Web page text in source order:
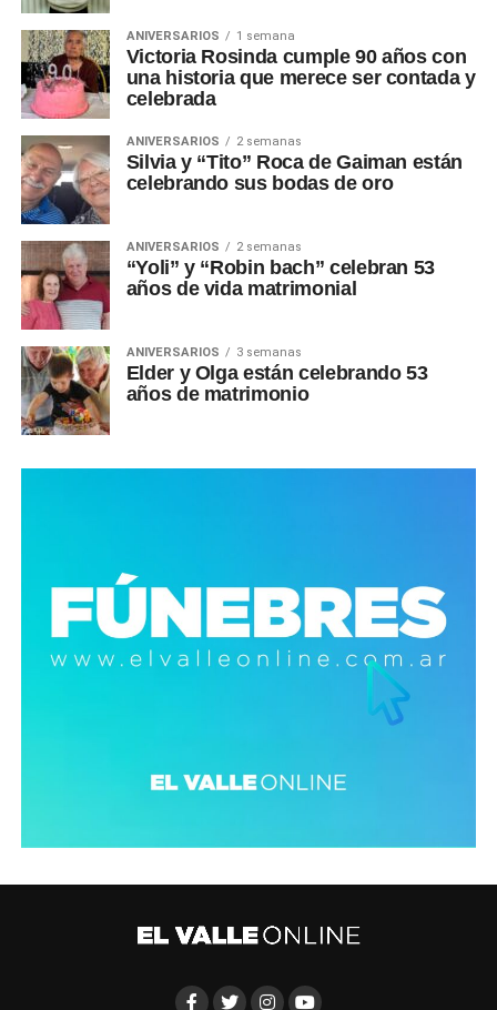
ANIVERSARIOS 1 semana
Victoria Rosinda cumple 90 años con
una historia que merece ser contada y
celebrada
ANIVERSARIOS 2 semanas
Silvia y “Tito” Roca de Gaiman están
celebrando sus bodas de oro
ANIVERSARIOS 2 semanas
“Yoli” y “Robin bach” celebran 53
años de vida matrimonial
ANIVERSARIOS 3 semanas
Elder y Olga están celebrando 53
años de matrimonio